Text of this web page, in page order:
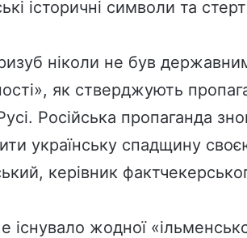
історичні символи та
ніколи не був
як стверджують
Російська пропаганда
українську спадщину
керівник
жодної